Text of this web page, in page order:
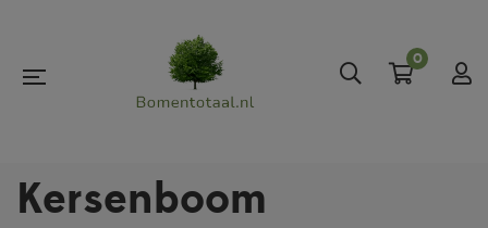
0
Kersenboom